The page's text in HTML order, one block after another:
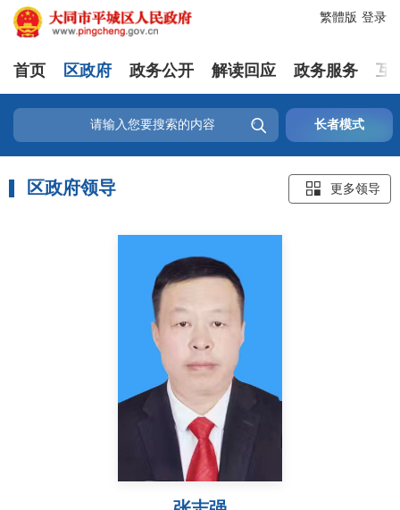
登录
繁體版
首页 区政府 政务公开 解读回应 政务服务 互
 长者模式
区政府领导  更多领导